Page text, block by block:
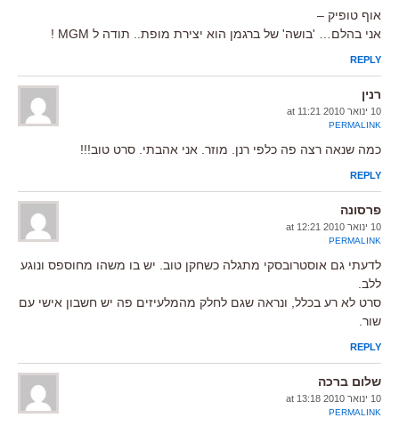
אוף טופיק –
אני בהלם… 'בושה' של ברגמן הוא יצירת מופת.. תודה ל MGM !
REPLY
רנין
10 ינואר 2010 at 11:21
PERMALINK
כמה שנאה רצה פה כלפי רנן. מוזר. אני אהבתי. סרט טוב!!!
REPLY
פרסונה
10 ינואר 2010 at 12:21
PERMALINK
לדעתי גם אוסטרובסקי מתגלה כשחקן טוב. יש בו משהו מחוספס ונוגע
ללב.
סרט לא רע בכלל, ונראה שגם לחלק מהמלעיזים פה יש חשבון אישי עם
שור.
REPLY
שלום ברכה
10 ינואר 2010 at 13:18
PERMALINK